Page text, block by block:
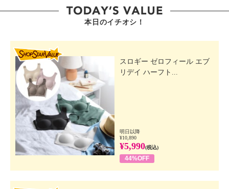
本日のイチオシ！
スロギー ゼロフィール エブ
リデイ ハーフト...
明日以降
¥10,890
¥5,990(税込)
44%OFF